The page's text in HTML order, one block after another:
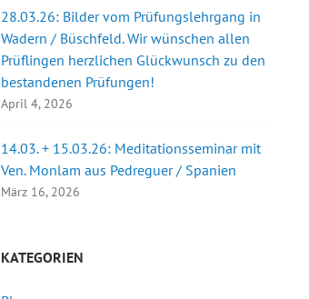
28.03.26: Bilder vom Prüfungslehrgang in
Wadern / Büschfeld. Wir wünschen allen
Prüflingen herzlichen Glückwunsch zu den
bestandenen Prüfungen!
April 4, 2026
14.03. + 15.03.26: Meditationsseminar mit
Ven. Monlam aus Pedreguer / Spanien
März 16, 2026
KATEGORIEN